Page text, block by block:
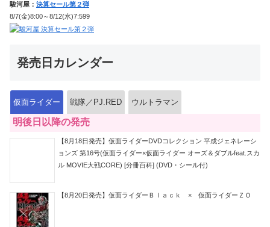
駿河屋： 決算セール第２弾
8/7(金)8:00～8/12(水)7:599
発売日カレンダー
仮面ライダー 戦隊／PJ.RED ウルトラマン
明後日以降の発売
【8月18日発売】仮面ライダーDVDコレクション 平成ジェネレーシ
ョンズ 第16号(仮面ライダー×仮面ライダー オーズ＆ダブルfeat.スカ
ル MOVIE大戦CORE) [分冊百科] (DVD・シール付)
【8月20日発売】仮面ライダーＢｌａｃｋ × 仮面ライダーＺＯ